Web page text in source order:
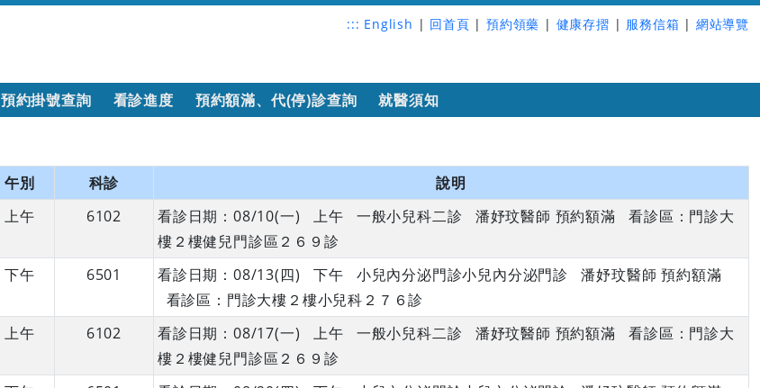
::: English | 回首頁 | 預約領藥 | 健康存摺 | 服務信箱 | 網站導覽
預約掛號查詢 看診進度 預約額滿、代(停)診查詢 就醫須知
午別 科診
說明
上午 6102
看診日期：08/10(一) 上午 一般小兒科二診 潘妤玟醫師 預約額滿 看診區：門診大
樓２樓健兒門診區２６９診
下午 6501
看診日期：08/13(四) 下午 小兒內分泌門診小兒內分泌門診 潘妤玟醫師 預約額滿
看診區：門診大樓２樓小兒科２７６診
上午 6102
看診日期：08/17(一) 上午 一般小兒科二診 潘妤玟醫師 預約額滿 看診區：門診大
樓２樓健兒門診區２６９診